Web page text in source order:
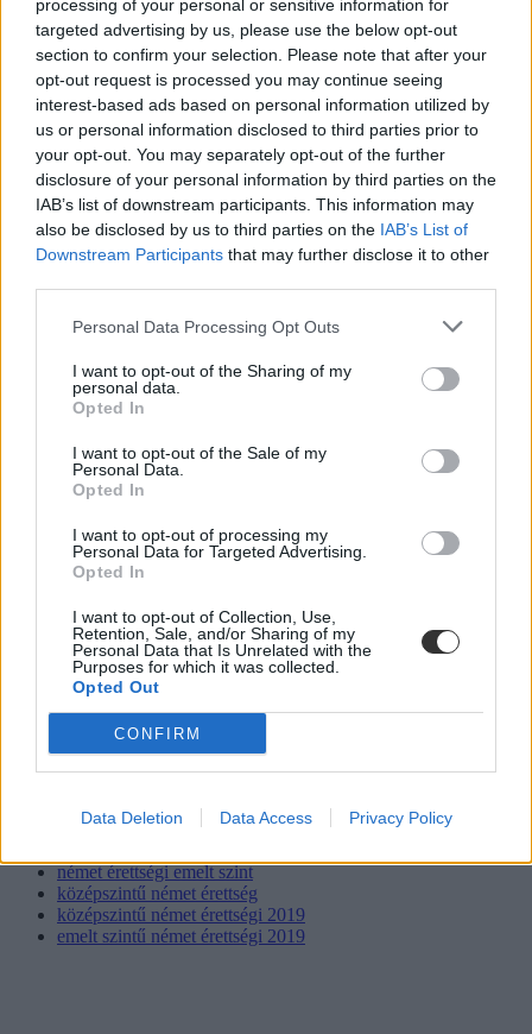
processing of your personal or sensitive information for
targeted advertising by us, please use the below opt-out
section to confirm your selection. Please note that after your
opt-out request is processed you may continue seeing
interest-based ads based on personal information utilized by
us or personal information disclosed to third parties prior to
your opt-out. You may separately opt-out of the further
disclosure of your personal information by third parties on the
IAB’s list of downstream participants. This information may
also be disclosed by us to third parties on the IAB’s List of
Downstream Participants that may further disclose it to other
Personal Data Processing Opt Outs
I want to opt-out of the Sharing of my
personal data.
Opted In
I want to opt-out of the Sale of my
Personal Data.
Opted In
I want to opt-out of processing my
Personal Data for Targeted Advertising.
Opted In
I want to opt-out of Collection, Use,
Retention, Sale, and/or Sharing of my
Personal Data that Is Unrelated with the
Purposes for which it was collected.
Opted Out
CONFIRM
Data Deletion Data Access Privacy Policy
a szaktanárok által kidolgozott, nem hivatalos megoldásokat.
Délutánonként arról olvashattok, hogy mit gondolnak a tanárok és
a vizsgázók a feladatsorokról, és persze ti is leírhatjátok
véleményeteket kommentben, sőt a szaktanároktól is kérdezhettek.
Ha elsőként szeretnétek megkapni a megoldásokat,lájkoljátok
Facebook-oldalunkat
itt pedig feliratkozhattok hírlevelünkre
. A
2019-es érettségirőlitt találjátok legfrissebb cikkeinket.
német érettségi 2019
német
idegen nyelvi érettségi
idegen nyelv
emelt szintű német érettségi
középszintű nyelvi érettségi
idegen nyelvi érettségi 2019
német érettségi emelt szint
középszintű német érettség
középszintű német érettségi 2019
emelt szintű német érettségi 2019